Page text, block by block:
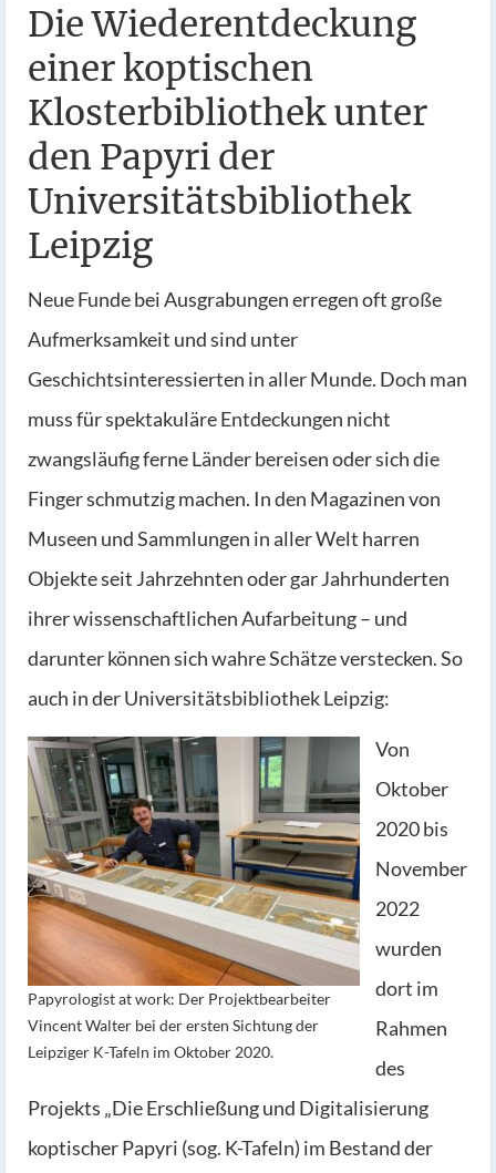
Die Wiederentdeckung
einer koptischen
Klosterbibliothek unter
den Papyri der
Universitätsbibliothek
Leipzig
Neue Funde bei Ausgrabungen erregen oft große
Aufmerksamkeit und sind unter
Geschichtsinteressierten in aller Munde. Doch man
muss für spektakuläre Entdeckungen nicht
zwangsläufig ferne Länder bereisen oder sich die
Finger schmutzig machen. In den Magazinen von
Museen und Sammlungen in aller Welt harren
Objekte seit Jahrzehnten oder gar Jahrhunderten
ihrer wissenschaftlichen Aufarbeitung – und
darunter können sich wahre Schätze verstecken. So
auch in der Universitätsbibliothek Leipzig:
Papyrologist at work: Der Projektbearbeiter
Vincent Walter bei der ersten Sichtung der
Leipziger K-Tafeln im Oktober 2020.
Von
Oktober
2020 bis
November
2022
wurden
dort im
Rahmen
des
Projekts „Die Erschließung und Digitalisierung
koptischer Papyri (sog. K-Tafeln) im Bestand der